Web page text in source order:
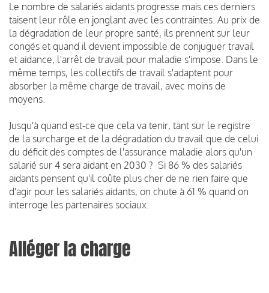
Le nombre de salariés aidants progresse mais ces derniers
taisent leur rôle en jonglant avec les contraintes. Au prix de
la dégradation de leur propre santé, ils prennent sur leur
congés et quand il devient impossible de conjuguer travail
et aidance, l'arrêt de travail pour maladie s'impose. Dans le
même temps, les collectifs de travail s'adaptent pour
absorber la même charge de travail, avec moins de
moyens.
Jusqu'à quand est-ce que cela va tenir, tant sur le registre
de la surcharge et de la dégradation du travail que de celui
du déficit des comptes de l'assurance maladie alors qu'un
salarié sur 4 sera aidant en 2030 ? Si 86 % des salariés
aidants pensent qu'il coûte plus cher de ne rien faire que
d'agir pour les salariés aidants, on chute à 61 % quand on
interroge les partenaires sociaux.
Alléger la charge